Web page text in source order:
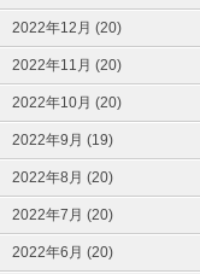
2022年12月 (20)
2022年11月 (20)
2022年10月 (20)
2022年9月 (19)
2022年8月 (20)
2022年7月 (20)
2022年6月 (20)